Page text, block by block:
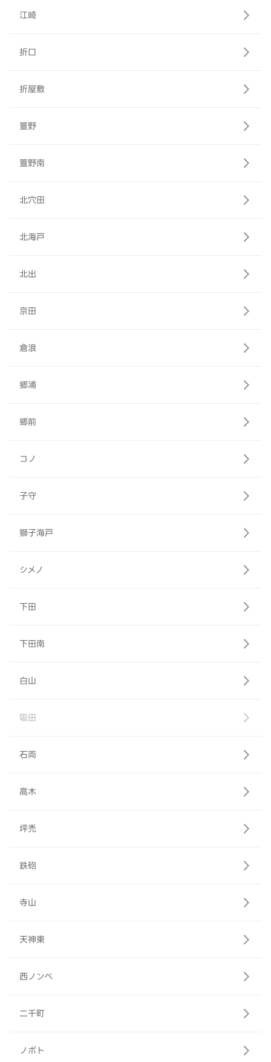
江崎
折口
折屋敷
萱野
萱野南
北穴田
北海戸
北出
京田
倉浪
郷浦
郷前
コノ
子守
獅子海戸
シメノ
下田
下田南
白山
吸田
石両
高木
坪禿
鉄砲
寺山
天神東
西ノンベ
二千町
ノボト